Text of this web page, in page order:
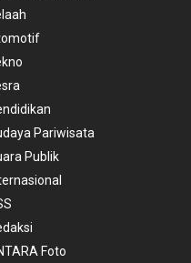
Pariwisata
Publik
Foto